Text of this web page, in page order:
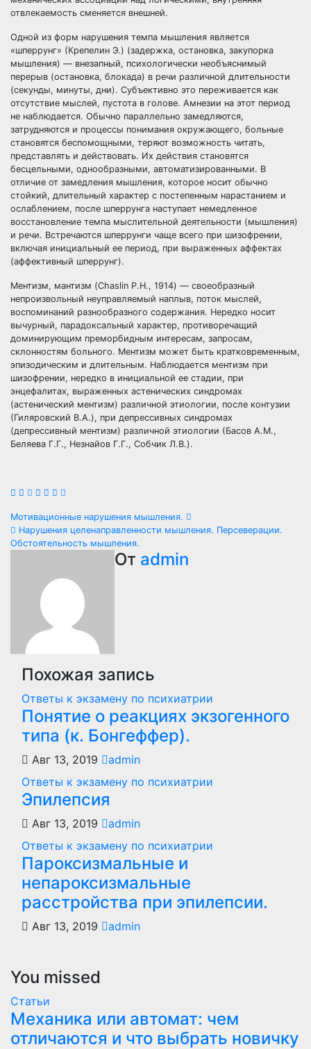
отвлекаемость сменяется внешней.
Одной из форм нарушения темпа мышления является
«шперрунг» (Крепелин Э.) (задержка, остановка, закупорка
мышления) — внезапный, психологически необъяснимый
перерыв (остановка, блокада) в речи различной длительности
(секунды, минуты, дни). Субъективно это переживается как
отсутствие мыслей, пустота в голове. Амнезии на этот период
не наблюдается. Обычно параллельно замедляются,
затрудняются и процессы понимания окружающего, больные
становятся беспомощными, теряют возможность читать,
представлять и действовать. Их действия становятся
бесцельными, однообразными, автоматизированными. В
отличие от замедления мышления, которое носит обычно
стойкий, длительный характер с постепенным нарастанием и
ослаблением, после шперрунга наступает немедленное
восстановление темпа мыслительной деятельности (мышления)
и речи. Встречаются шперрунги чаще всего при шизофрении,
включая инициальный ее период, при выраженных аффектах
(аффективный шперрунг).
Ментизм, мантизм (Chaslin P.H., 1914) — своеобразный
непроизвольный неуправляемый наплыв, поток мыслей,
воспоминаний разнообразного содержания. Нередко носит
вычурный, парадоксальный характер, противоречащий
доминирующим преморбидным интересам, запросам,
склонностям больного. Ментизм может быть кратковременным,
эпизодическим и длительным. Наблюдается ментизм при
шизофрении, нередко в инициальной ее стадии, при
энцефалитах, выраженных астенических синдромах
(астенический ментизм) различной этиологии, после контузии
(Гиляровский В.А.), при депрессивных синдромах
(депрессивный ментизм) различной этиологии (Басов А.М.,
Беляева Г.Г., Незнайов Г.Г., Собчик Л.В.).
Навигация
по
записям
Мотивационные нарушения мышления.
Нарушения целенаправленности мышления. Персеверации.
Обстоятельность мышления.
От admin
Похожая запись
Ответы к экзамену по психиатрии
Понятие о реакциях экзогенного
типа (к. Бонгеффер).
Авг 13, 2019
admin
Ответы к экзамену по психиатрии
Эпилепсия
Авг 13, 2019
admin
Ответы к экзамену по психиатрии
Пароксизмальные и
непароксизмальные
расстройства при эпилепсии.
Авг 13, 2019 admin
You missed
Статьи
Механика или автомат: чем
отличаются и что выбрать новичку